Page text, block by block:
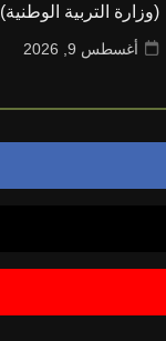
(وزارة التربية الوطنية)
أغسطس 9, 2026